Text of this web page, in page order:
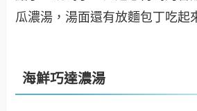
瓜濃湯，湯面還有放麵包丁吃起
海鮮巧達濃湯